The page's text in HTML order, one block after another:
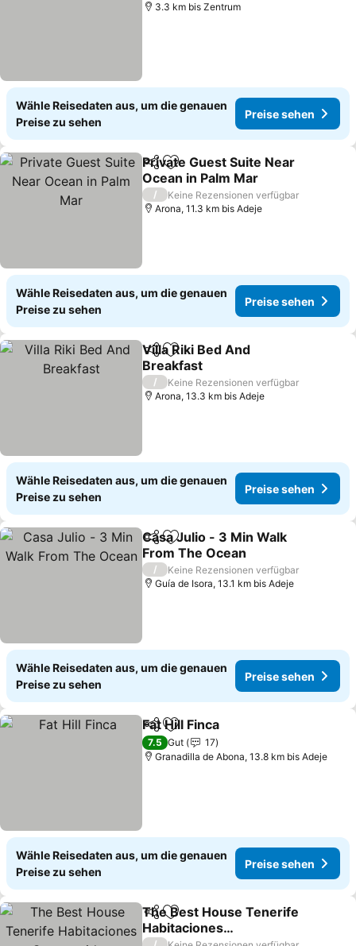
3.3 km bis Zentrum
Wähle Reisedaten aus, um die genauen
Preise zu sehen
Preise sehen
TeilenZu Favoriten hinzufügen
Private Guest Suite Near
Ocean in Palm Mar
/
Keine Rezensionen verfügbar
Arona, 11.3 km bis Adeje
Wähle Reisedaten aus, um die genauen
Preise zu sehen
Preise sehen
TeilenZu Favoriten hinzufügen
Villa Riki Bed And
Breakfast
/
Keine Rezensionen verfügbar
Arona, 13.3 km bis Adeje
Wähle Reisedaten aus, um die genauen
Preise zu sehen
Preise sehen
TeilenZu Favoriten hinzufügen
Casa Julio - 3 Min Walk
From The Ocean
/
Keine Rezensionen verfügbar
Guía de Isora, 13.1 km bis Adeje
Wähle Reisedaten aus, um die genauen
Preise zu sehen
Preise sehen
TeilenZu Favoriten hinzufügen
Fat Hill Finca
7.5 Gut
17
Granadilla de Abona, 13.8 km bis Adeje
Wähle Reisedaten aus, um die genauen
Preise zu sehen
Preise sehen
TeilenZu Favoriten hinzufügen
The Best House Tenerife
Habitaciones